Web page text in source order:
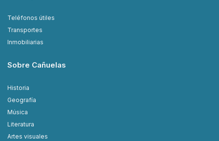
Teléfonos útiles
Transportes
Inmobiliarias
Sobre Cañuelas
Historia
Geografía
Música
Literatura
Artes visuales